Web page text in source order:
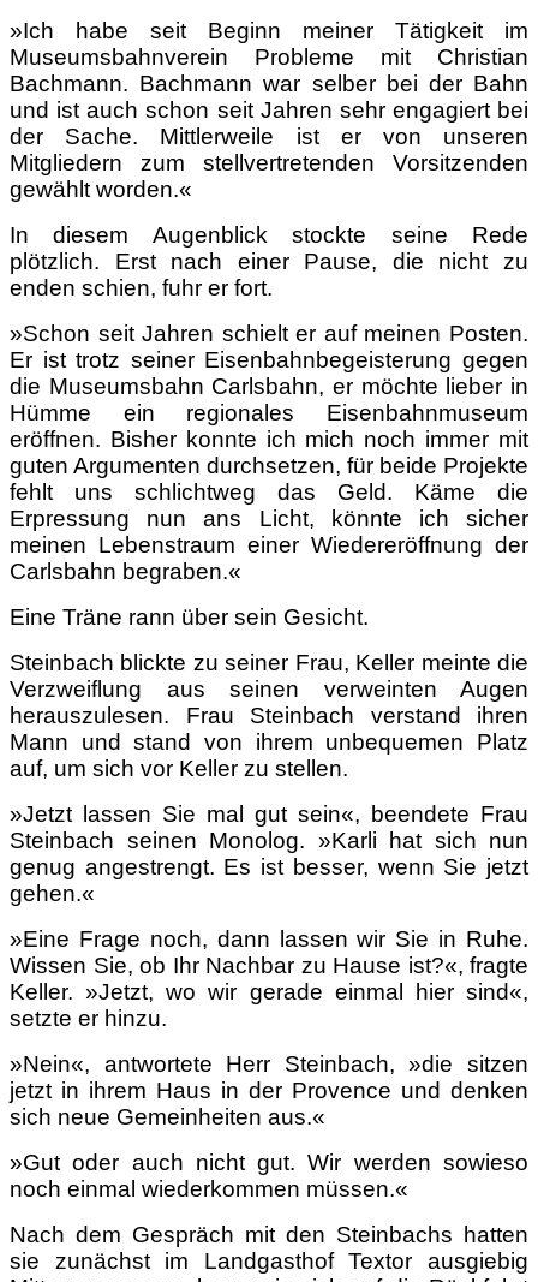
»Ich habe seit Beginn meiner Tätigkeit im
Museumsbahnverein Probleme mit Christian
Bachmann. Bachmann war selber bei der Bahn
und ist auch schon seit Jahren sehr engagiert bei
der Sache. Mittlerweile ist er von unseren
Mitgliedern zum stellvertretenden Vorsitzenden
gewählt worden.«
In diesem Augenblick stockte seine Rede
plötzlich. Erst nach einer Pause, die nicht zu
enden schien, fuhr er fort.
»Schon seit Jahren schielt er auf meinen Posten.
Er ist trotz seiner Eisenbahnbegeisterung gegen
die Museumsbahn Carlsbahn, er möchte lieber in
Hümme ein regionales Eisenbahnmuseum
eröffnen. Bisher konnte ich mich noch immer mit
guten Argumenten durchsetzen, für beide Projekte
fehlt uns schlichtweg das Geld. Käme die
Erpressung nun ans Licht, könnte ich sicher
meinen Lebenstraum einer Wiedereröffnung der
Carlsbahn begraben.«
Eine Träne rann über sein Gesicht.
Steinbach blickte zu seiner Frau, Keller meinte die
Verzweiflung aus seinen verweinten Augen
herauszulesen. Frau Steinbach verstand ihren
Mann und stand von ihrem unbequemen Platz
auf, um sich vor Keller zu stellen.
»Jetzt lassen Sie mal gut sein«, beendete Frau
Steinbach seinen Monolog. »Karli hat sich nun
genug angestrengt. Es ist besser, wenn Sie jetzt
gehen.«
»Eine Frage noch, dann lassen wir Sie in Ruhe.
Wissen Sie, ob Ihr Nachbar zu Hause ist?«, fragte
Keller. »Jetzt, wo wir gerade einmal hier sind«,
setzte er hinzu.
»Nein«, antwortete Herr Steinbach, »die sitzen
jetzt in ihrem Haus in der Provence und denken
sich neue Gemeinheiten aus.«
»Gut oder auch nicht gut. Wir werden sowieso
noch einmal wiederkommen müssen.«
Nach dem Gespräch mit den Steinbachs hatten
sie zunächst im Landgasthof Textor ausgiebig